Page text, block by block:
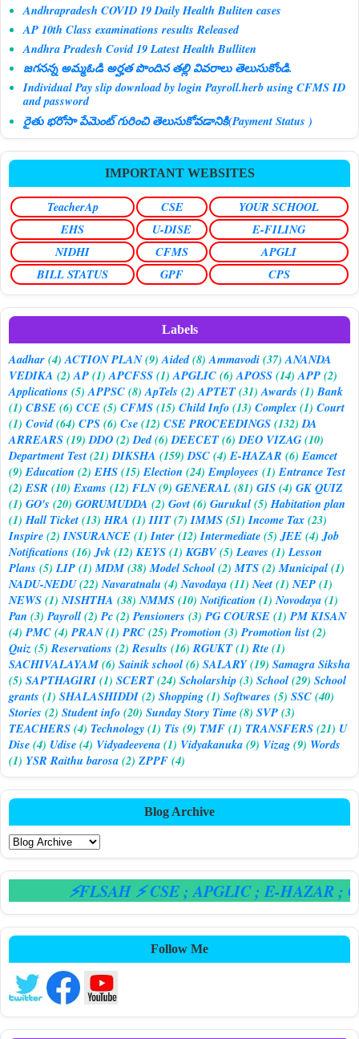
Andhrapradesh COVID 19 Daily Health Buliten cases
AP 10th Class examinations results Released
Andhra Pradesh Covid 19 Latest Health Bulliten
జగనన్న అమ్మఓడి అర్హత పొందిన తల్లి వివరాలు తెలుసుకోండి.
Individual Pay slip download by login Payroll.herb using CFMS ID
and password
రైతు భరోసా పేమెంట్ గురించి తెలుసుకోవడానికి(Payment Status )
IMPORTANT WEBSITES
TeacherAp CSE
YOUR SCHOOL
EHS
U-DISE
E-FILING
NIDHI
CFMS
APGLI
BILL STATUS
GPF CPS
Labels
Aadhar(4) ACTION PLAN(9) Aided(8) Ammavodi(37) ANANDA
VEDIKA (2) AP(1) APCFSS(1) APGLIC(6) APOSS(14) APP(2)
Applications (5) APPSC(8) ApTels (2) APTET(31) Awards (1) Bank
(1) CBSE(6) CCE(5) CFMS(15) Child Info(13) Complex(1) Court
(1) Covid(64) CPS(6) Cse(12) CSE PROCEEDINGS(132) DA
ARREARS(19) DDO(2) Ded(6) DEECET(6) DEO VIZAG(10)
Department Test(21) DIKSHA (159) DSC(4) E-HAZAR (6) Eamcet
(9) Education (2) EHS(15) Election (24) Employees (1) Entrance Test
(2) ESR (10) Exams (12) FLN(9) GENERAL(81) GIS(4) GK QUIZ
(1) GO's (20) GORUMUDDA (2) Govt(6) Gurukul(5) Habitation plan
(1) Hall Ticket(13) HRA (1) IIIT(7) IMMS(51) Income Tax(23)
Inspire(2) INSURANCE(1) Inter(12) Intermediate(5) JEE(4) Job
Notifications (16) Jvk(12) KEYS(1) KGBV(5) Leaves (1) Lesson
Plans (5) LIP(1) MDM(38) Model School(2) MTS(2) Municipal(1)
NADU-NEDU(22) Navaratnalu (4) Navodaya(11) Neet(1) NEP(1)
NEWS(1) NISHTHA (38) NMMS(10) Notification (1) Novodaya(1)
Pan (3) Payroll(2) Pc(2) Pensioners (3) PG COURSE(1) PM KISAN
(4) PMC(4) PRAN(1) PRC(25) Promotion (3) Promotion list(2)
Quiz(5) Reservations (2) Results (16) RGUKT(1) Rte(1)
SACHIVALAYAM(6) Sainik school(6) SALARY(19) Samagra Siksha
(5) SAPTHAGIRI(1) SCERT(24) Scholarship(3) School(29) School
grants (1) SHALASHIDDI(2) Shopping(1) Softwares (5) SSC(40)
Stories (2) Student info(20) Sunday Story Time(8) SVP(3)
TEACHERS(4) Technology(1) Tis (9) TMF(1) TRANSFERS(21) U
Dise(4) Udise(4) Vidyadeevena(1) Vidyakanuka(9) Vizag(9) Words
(1) YSR Raithu barosa(2) ZPPF(4)
Blog Archive
⚡FLSAH ⚡ CSE; APGLIC; E-HAZAR;
Follow Me